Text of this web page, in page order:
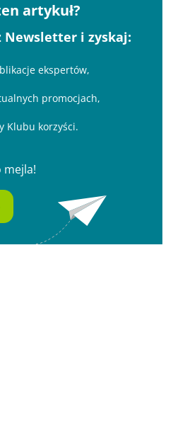
artykuł?
Newsletter i zyskaj:
ekspertów,
promocjach,
Klubu korzyści.
mejla!